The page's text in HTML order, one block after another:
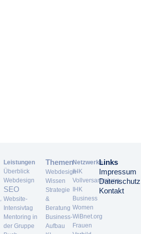
Leistungen
Überblick
Webdesign
SEO
Website-
Intensivtag
Mentoring in
der Gruppe
Themen
Webdesign-
Wissen
Strategie
&
Beratung
Business-
Aufbau
Netzwerke
IHK
Vollversammlung
IHK
Business
Women
WiBnet.org
Frauen
Links
Impressum
Datenschutz
Kontakt